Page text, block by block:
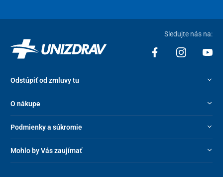
Sledujte nás na:
Odstúpiť od zmluvy tu
O nákupe
Podmienky a súkromie
Mohlo by Vás zaujímať